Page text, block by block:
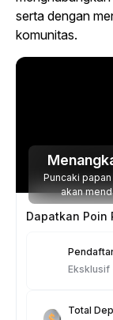
serta dengan
komunitas.
Puncaki
akan
Eksklusif
Total